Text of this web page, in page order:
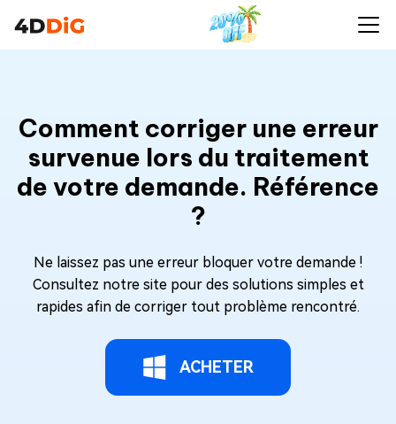
Comment corriger une erreur
survenue lors du traitement
de votre demande. Référence
?
Ne laissez pas une erreur bloquer votre demande !
Consultez notre site pour des solutions simples et
rapides afin de corriger tout problème rencontré.
ACHETER